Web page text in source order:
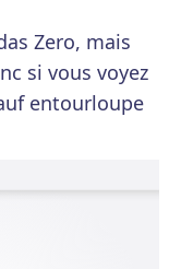
Zero, mais
si vous voyez
entourloupe